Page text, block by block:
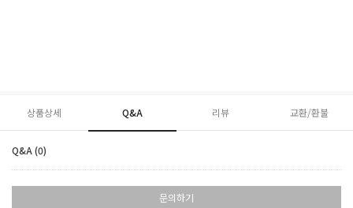
상품상세 Q&A 리뷰 교환/환불
Q&A (0)
문의하기